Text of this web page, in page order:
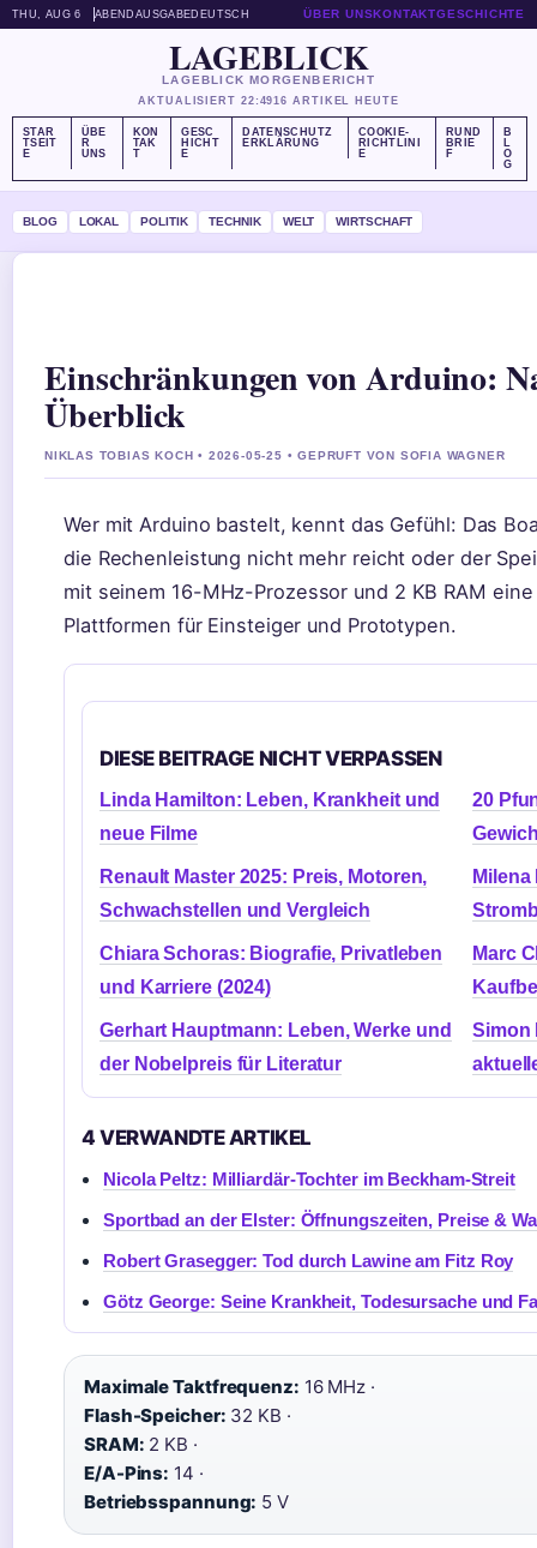
THU, AUG 6 ABENDAUSGABEDEUTSCH ÜBER UNSKONTAKTGESCHICHTE
LAGEBLICK
LAGEBLICK MORGENBERICHT
AKTUALISIERT 22:4916 ARTIKEL HEUTE
STAR
TSEIT
E
ÜBE
R
UNS
KON
TAK
T
GESC
HICHT
E
DATENSCHUTZ
ERKLÄRUNG
COOKIE-
RICHTLINI
E
RUND
BRIE
F
B
L
O
G
BLOG LOKAL POLITIK TECHNIK WELT WIRTSCHAFT
Einschränkungen von Arduino:
Überblick
NIKLAS TOBIAS KOCH • 2026-05-25 • GEPRUFT VON SOFIA WAGNER
Wer mit Arduino bastelt, kennt das Gefühl: Das
die Rechenleistung nicht mehr reicht oder der
mit seinem 16-MHz-Prozessor und 2 KB RAM
Plattformen für Einsteiger und Prototypen.
DIESE BEITRAGE NICHT VERPASSEN
Linda Hamilton: Leben, Krankheit und
neue Filme
20
Renault Master 2025: Preis, Motoren,
Schwachstellen und Vergleich
Chiara Schoras: Biografie, Privatleben
und Karriere (2024)
Marc
Gerhart Hauptmann: Leben, Werke und
der Nobelpreis für Literatur
Simon
4 VERWANDTE ARTIKEL
Nicola Peltz: Milliardär-Tochter im Beckham-Streit
Sportbad an der Elster: Öffnungszeiten, Preise &
Robert Grasegger: Tod durch Lawine am Fitz Roy
Götz George: Seine Krankheit, Todesursache und
Maximale Taktfrequenz: 16 MHz ·
Flash-Speicher: 32 KB ·
SRAM: 2 KB ·
E/A-Pins: 14 ·
Betriebsspannung: 5 V